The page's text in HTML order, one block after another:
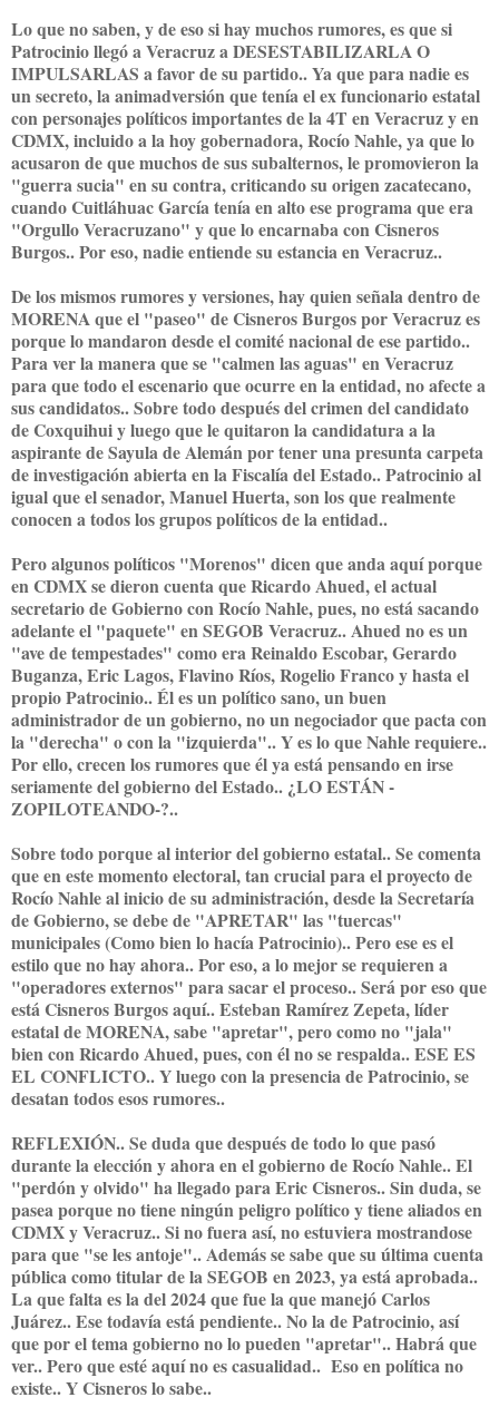
Lo que no saben, y de eso si hay muchos rumores, es que si
Patrocinio llegó a Veracruz a DESESTABILIZARLA O
IMPULSARLAS a favor de su partido.. Ya que para nadie es
un secreto, la animadversión que tenía el ex funcionario estatal
con personajes políticos importantes de la 4T en Veracruz y en
CDMX, incluido a la hoy gobernadora, Rocío Nahle, ya que lo
acusaron de que muchos de sus subalternos, le promovieron la
"guerra sucia" en su contra, criticando su origen zacatecano,
cuando Cuitláhuac García tenía en alto ese programa que era
"Orgullo Veracruzano" y que lo encarnaba con Cisneros
Burgos.. Por eso, nadie entiende su estancia en Veracruz..
De los mismos rumores y versiones, hay quien señala dentro de
MORENA que el "paseo" de Cisneros Burgos por Veracruz es
porque lo mandaron desde el comité nacional de ese partido..
Para ver la manera que se "calmen las aguas" en Veracruz
para que todo el escenario que ocurre en la entidad, no afecte a
sus candidatos.. Sobre todo después del crimen del candidato
de Coxquihui y luego que le quitaron la candidatura a la
aspirante de Sayula de Alemán por tener una presunta carpeta
de investigación abierta en la Fiscalía del Estado.. Patrocinio al
igual que el senador, Manuel Huerta, son los que realmente
conocen a todos los grupos políticos de la entidad..
Pero algunos políticos "Morenos" dicen que anda aquí porque
en CDMX se dieron cuenta que Ricardo Ahued, el actual
secretario de Gobierno con Rocío Nahle, pues, no está sacando
adelante el "paquete" en SEGOB Veracruz.. Ahued no es un
"ave de tempestades" como era Reinaldo Escobar, Gerardo
Buganza, Eric Lagos, Flavino Ríos, Rogelio Franco y hasta el
propio Patrocinio.. Él es un político sano, un buen
administrador de un gobierno, no un negociador que pacta con
la "derecha" o con la "izquierda".. Y es lo que Nahle requiere..
Por ello, crecen los rumores que él ya está pensando en irse
seriamente del gobierno del Estado.. ¿LO ESTÁN -
ZOPILOTEANDO-?..
Sobre todo porque al interior del gobierno estatal.. Se comenta
que en este momento electoral, tan crucial para el proyecto de
Rocío Nahle al inicio de su administración, desde la Secretaría
de Gobierno, se debe de "APRETAR" las "tuercas"
municipales (Como bien lo hacía Patrocinio).. Pero ese es el
estilo que no hay ahora.. Por eso, a lo mejor se requieren a
"operadores externos" para sacar el proceso.. Será por eso que
está Cisneros Burgos aquí.. Esteban Ramírez Zepeta, líder
estatal de MORENA, sabe "apretar", pero como no "jala"
bien con Ricardo Ahued, pues, con él no se respalda.. ESE ES
EL CONFLICTO.. Y luego con la presencia de Patrocinio, se
desatan todos esos rumores..
REFLEXIÓN.. Se duda que después de todo lo que pasó
durante la elección y ahora en el gobierno de Rocío Nahle.. El
"perdón y olvido" ha llegado para Eric Cisneros.. Sin duda, se
pasea porque no tiene ningún peligro político y tiene aliados en
CDMX y Veracruz.. Si no fuera así, no estuviera mostrandose
para que "se les antoje".. Además se sabe que su última cuenta
pública como titular de la SEGOB en 2023, ya está aprobada..
La que falta es la del 2024 que fue la que manejó Carlos
Juárez.. Ese todavía está pendiente.. No la de Patrocinio, así
que por el tema gobierno no lo pueden "apretar".. Habrá que
ver.. Pero que esté aquí no es casualidad.. Eso en política no
existe.. Y Cisneros lo sabe..